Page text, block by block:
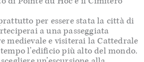
per essere stata la città di
a una passeggiata
medievale e visiterai la Cattedrale
l’edificio più alto del mondo.